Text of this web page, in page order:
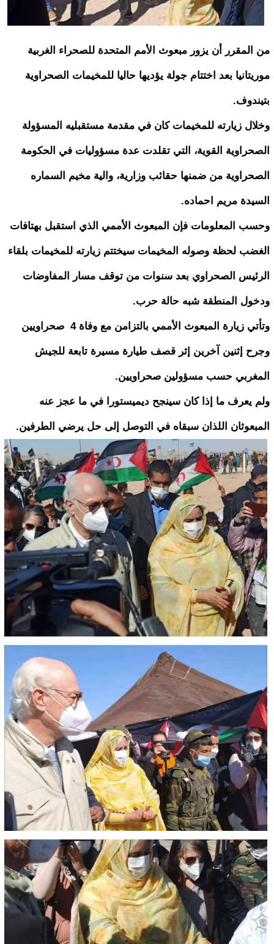
من المقرر أن يزور مبعوث الأمم المتحدة للصحراء الغربية
موريتانيا بعد اختتام جولة يؤديها حاليا للمخيمات الصحراوية
بتيندوف.
وخلال زيارته للمخيمات كان في مقدمة مستقبليه المسؤولة
الصحراوية القوية، التي تقلدت عدة مسؤوليات في الحكومة
الصحراوية من ضمنها حقائب وزارية، والية مخيم السماره
السيدة مريم احماده.
وحسب المعلومات فإن المبعوث الأممي الذي استقبل بهتافات
الغضب لحظة وصوله المخيمات سيختتم زيارته للمخيمات بلقاء
الرئيس الصحراوي بعد سنوات من توقف مسار المفاوضات
ودخول المنطقة شبه حالة حرب.
وتأتي زيارة المبعوث الأممي بالتزامن مع وفاة 4 صحراويين
وجرح إثنين آخرين إثر قصف طيارة مسيرة تابعة للجيش
المغربي حسب مسؤولين صحراويين.
ولم يعرف ما إذا كان سينجح ديميستورا في ما عجز عنه
المبعوثان اللذان سبقاه في التوصل إلى حل يرضي الطرفين.